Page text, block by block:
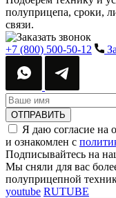
полуприцепа, сроки,
связи.
+7 (800) 500-50-12
ОТПРАВИТЬ
Я даю согласие на
и ознакомлен с
Подписывайтесь на
Мы сняли для вас
полуприцепной
youtube RUTUBE